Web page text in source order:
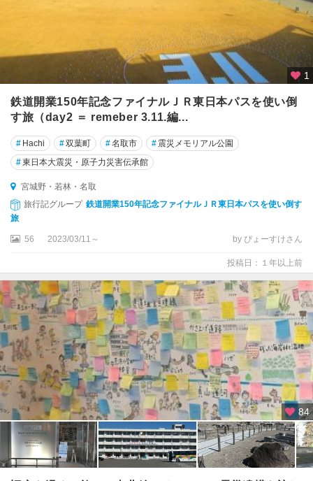
1
鉄道開業150年記念ファイナルＪＲ東日本パスを使い倒
す旅（day2 ＝ remeber 3.11.編...
# Hachi #双葉町 #名取市 # 震災メモリアル公園
#東日本大震災・原子力災害伝承館
宮城野・若林・名取
旅行記グループ 鉄道開業150年記念ファイナルＪＲ東日本パスを使い倒す
旅
56 2023/03/11～ by ぴょーすけさん
投稿日：１年以上前
84